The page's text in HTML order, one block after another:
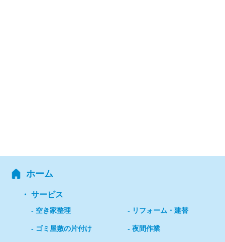
ホーム
サービス
空き家整理
ゴミ屋敷の片付け
リフォーム・建替
夜間作業